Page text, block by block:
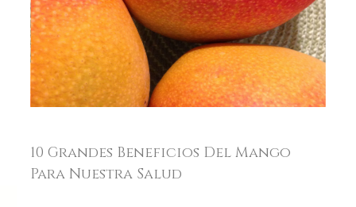
10 Grandes Beneficios Del Mango
Para Nuestra Salud